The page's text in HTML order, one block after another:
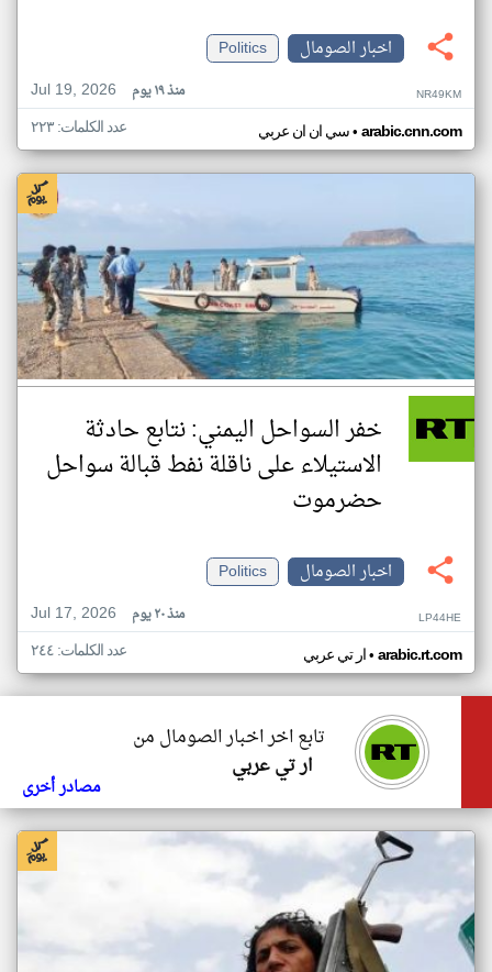
اخبار الصومال
Politics
Jul 19, 2026
منذ ١٩ يوم NR49KM
سي ان ان عربي• arabic.cnn.com عدد الكلمات: ٢٢٣
خفر السواحل اليمني: نتابع حادثة
الاستيلاء على ناقلة نفط قبالة سواحل
حضرموت
اخبار الصومال
Politics
Jul 17, 2026
منذ ٢٠ يوم LP44HE
ار تي عربي• arabic.rt.com عدد الكلمات: ٢٤٤
تابع اخر اخبار الصومال من
ار تي عربي
مصادر أخرى